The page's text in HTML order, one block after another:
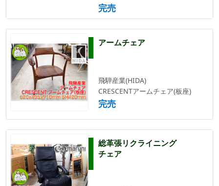
完売
アームチェア
飛騨産業(HIDA)
CRESCENTアームチェア(板座)
完売
総革張リクライニング
チェア